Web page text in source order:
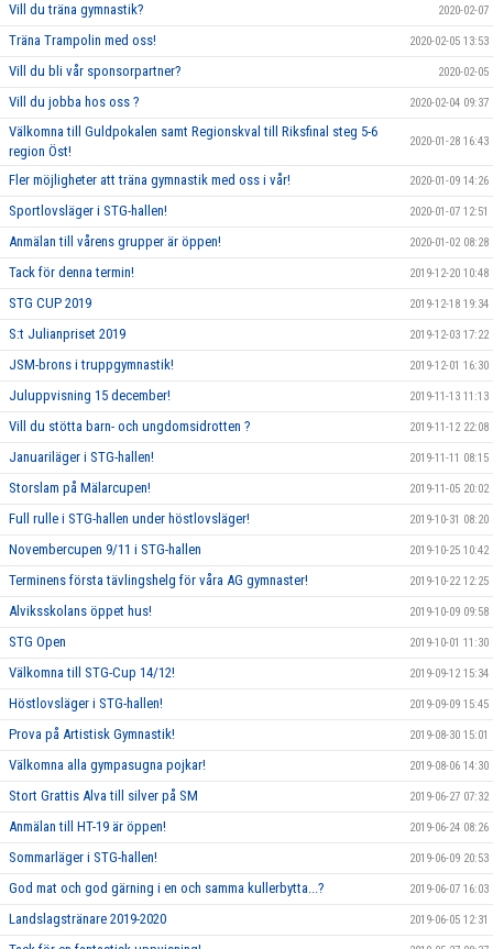
Vill du träna gymnastik? 2020-02-07
Träna Trampolin med oss! 2020-02-05 13:53
Vill du bli vår sponsorpartner? 2020-02-05
Vill du jobba hos oss ? 2020-02-04 09:37
Välkomna till Guldpokalen samt Regionskval till Riksfinal steg 5-6
region Öst!
2020-01-28 16:43
Fler möjligheter att träna gymnastik med oss i vår! 2020-01-09 14:26
Sportlovsläger i STG-hallen! 2020-01-07 12:51
Anmälan till vårens grupper är öppen! 2020-01-02 08:28
Tack för denna termin! 2019-12-20 10:48
STG CUP 2019 2019-12-18 19:34
S:t Julianpriset 2019 2019-12-03 17:22
JSM-brons i truppgymnastik! 2019-12-01 16:30
Juluppvisning 15 december! 2019-11-13 11:13
Vill du stötta barn- och ungdomsidrotten ? 2019-11-12 22:08
Januariläger i STG-hallen! 2019-11-11 08:15
Storslam på Mälarcupen! 2019-11-05 20:02
Full rulle i STG-hallen under höstlovsläger! 2019-10-31 08:20
Novembercupen 9/11 i STG-hallen 2019-10-25 10:42
Terminens första tävlingshelg för våra AG gymnaster! 2019-10-22 12:25
Alviksskolans öppet hus! 2019-10-09 09:58
STG Open 2019-10-01 11:30
Välkomna till STG-Cup 14/12! 2019-09-12 15:34
Höstlovsläger i STG-hallen! 2019-09-09 15:45
Prova på Artistisk Gymnastik! 2019-08-30 15:01
Välkomna alla gympasugna pojkar! 2019-08-06 14:30
Stort Grattis Alva till silver på SM 2019-06-27 07:32
Anmälan till HT-19 är öppen! 2019-06-24 08:26
Sommarläger i STG-hallen! 2019-06-09 20:53
God mat och god gärning i en och samma kullerbytta...? 2019-06-07 16:03
Landslagstränare 2019-2020 2019-06-05 12:31